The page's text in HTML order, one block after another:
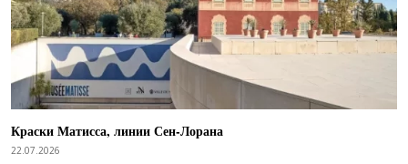
Краски Матисса, линии Сен-Лорана
22.07.2026